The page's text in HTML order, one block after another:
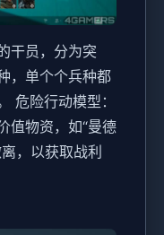
干员，分为突
，单个个兵种都
危险行动模型 ：
值物资，如“曼德
，以获取战利